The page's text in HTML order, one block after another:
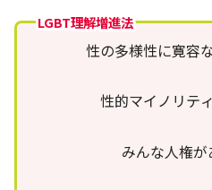
LGBT理解増進法
性の多様性に寛容
性的マイノリテ
みんな人権